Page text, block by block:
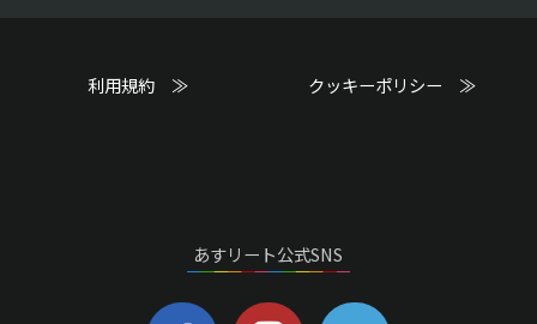
利用規約 ≫ クッキーポリシー ≫
あすリート公式SNS